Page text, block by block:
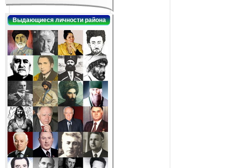
Выдающиеся личности района